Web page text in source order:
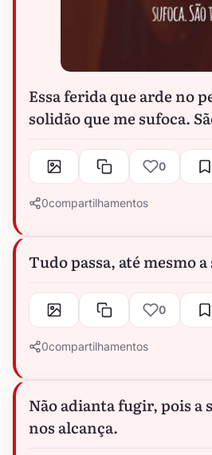
Essa ferida que arde no
solidão que me sufoca.
0
0compartilhamentos
Tudo passa, até mesmo
0
0compartilhamentos
Não adianta fugir, pois a
nos alcança.